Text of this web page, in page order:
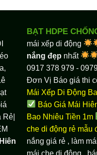
Rẻ|
BẠT HDPE
mái xếp di động
nắng đẹp nhất
0917 378 979 -
Đơn Vị Báo giá thi
Mái Xếp Di Động
Báo Giá Mái
Bao Nhiêu Tiền 1m
che di động rẻ mẫu
nắng giá rẻ , làm
mái che di động ,